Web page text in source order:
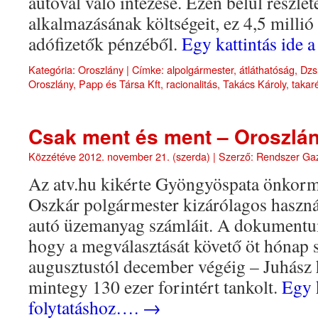
alkalmazásának költségeit, ez 4,5
adófizetők pénzéből. Egy kattintás ide
Kategória: Oroszlány | Címke: alpolgármester, átláthatóság,
Oroszlány, Papp és Társa Kft, racionalitás, Takács Károly,
Csak ment és ment –
Közzétéve2012. november 21. (szerda) | Szerző: Rendszer
Az atv.hu kikérte Gyöngyöspata
Oszkár polgármester kizárólagos
autó üzemanyag számláit. A
hogy a megválasztását követő öt hónap
augusztustól december végéig –
mintegy 130 ezer forintért tankolt. Egy
folytatáshoz…. →